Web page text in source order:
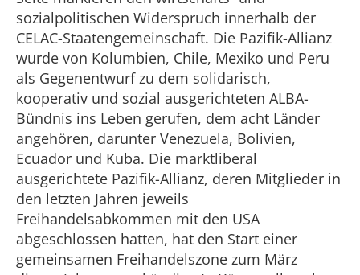
sozialpolitischen Widerspruch innerhalb der
CELAC-Staatengemeinschaft. Die Pazifik-Allianz
wurde von Kolumbien, Chile, Mexiko und Peru
als Gegenentwurf zu dem solidarisch,
kooperativ und sozial ausgerichteten ALBA-
Bündnis ins Leben gerufen, dem acht Länder
angehören, darunter Venezuela, Bolivien,
Ecuador und Kuba. Die marktliberal
ausgerichtete Pazifik-Allianz, deren Mitglieder in
den letzten Jahren jeweils
Freihandelsabkommen mit den USA
abgeschlossen hatten, hat den Start einer
gemeinsamen Freihandelszone zum März